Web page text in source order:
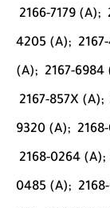
2166-7179 (A);
4205 (A);
(A); 2167-6984
2167-857X (A);
9320 (A);
2168-0264 (A);
0485 (A);